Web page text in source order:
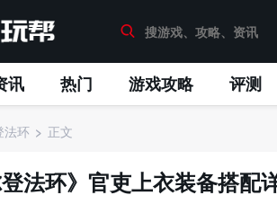
讯 热门 游戏攻略 评测
法环 正文
登法环》官吏上衣装备搭配